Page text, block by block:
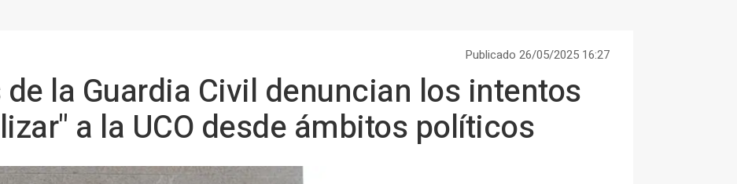
Publicado 26/05/2025 16:27
la Guardia Civil denuncian los intentos
a la UCO desde ámbitos políticos